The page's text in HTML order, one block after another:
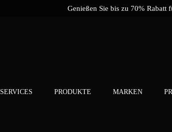
Genießen Sie bis zu 70% Rabatt
SERVICES PRODUKTE MARKEN